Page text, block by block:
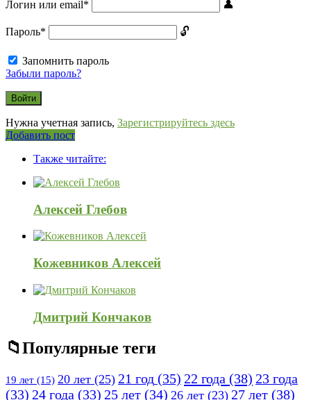
Логин или email*
Пароль*
Запомнить пароль
Забыли пароль?
Нужна учетная запись, Зарегистрируйтесь здесь
Боковая
Добавить пост
120x600Также читайте:
Алексей Глебов
Кожевников Алексей
Дмитрий Кончаков
Популярные теги
19 лет (15) 20 лет (25) 21 год (35) 22 года (38) 23 года
(33) 24 года (33) 25 лет (34) 26 лет (23) 27 лет (38)